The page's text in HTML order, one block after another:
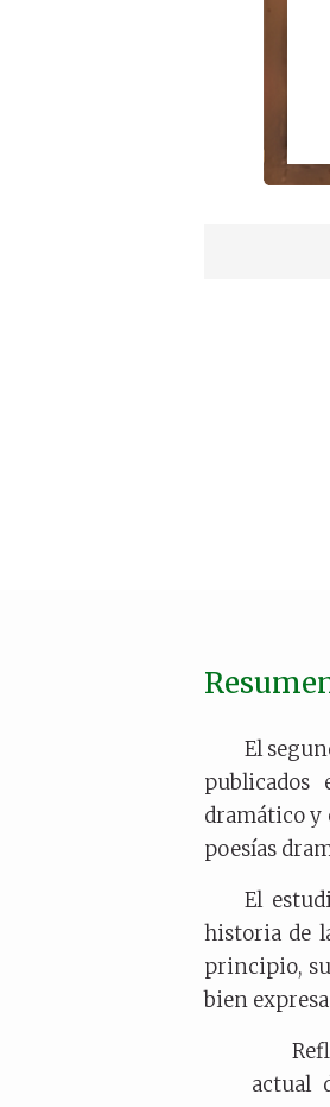
El
publicados
dramático y
poesías
El
historia de
principio,
bien
actual